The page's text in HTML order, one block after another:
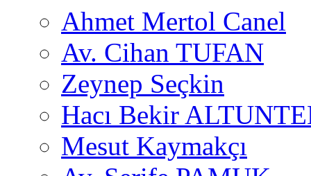
Ahmet Mertol Canel
Av. Cihan TUFAN
Zeynep Seçkin
Hacı Bekir
Mesut Kaymakçı